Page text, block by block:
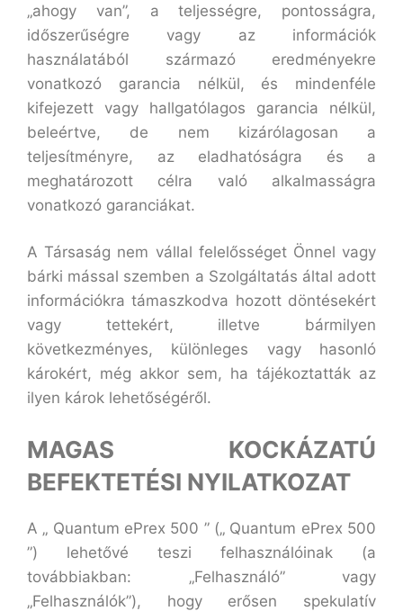
„ahogy van”, a teljességre, pontosságra,
időszerűségre vagy az információk
használatából származó eredményekre
vonatkozó garancia nélkül, és mindenféle
kifejezett vagy hallgatólagos garancia nélkül,
beleértve, de nem kizárólagosan a
teljesítményre, az eladhatóságra és a
meghatározott célra való alkalmasságra
vonatkozó garanciákat.
A Társaság nem vállal felelősséget Önnel vagy
bárki mással szemben a Szolgáltatás által adott
információkra támaszkodva hozott döntésekért
vagy tettekért, illetve bármilyen
következményes, különleges vagy hasonló
károkért, még akkor sem, ha tájékoztatták az
ilyen károk lehetőségéről.
MAGAS KOCKÁZATÚ
BEFEKTETÉSI NYILATKOZAT
A „ Quantum ePrex 500 ” („ Quantum ePrex 500
”) lehetővé teszi felhasználóinak (a
továbbiakban: „Felhasználó” vagy
„Felhasználók”), hogy erősen spekulatív